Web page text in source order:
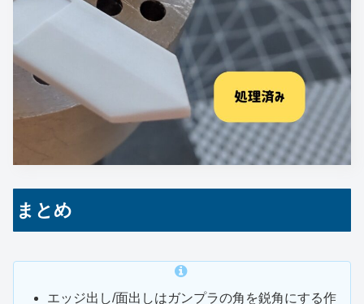
まとめ
エッジ出し/面出しはガンプラの角を鋭角にする作